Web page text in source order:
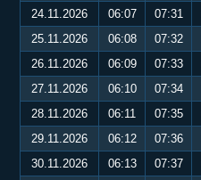
24.11.2026
06:07 07:31
25.11.2026
06:08 07:32
26.11.2026
06:09 07:33
27.11.2026
06:10 07:34
28.11.2026
06:11 07:35
29.11.2026
06:12 07:36
30.11.2026
06:13 07:37